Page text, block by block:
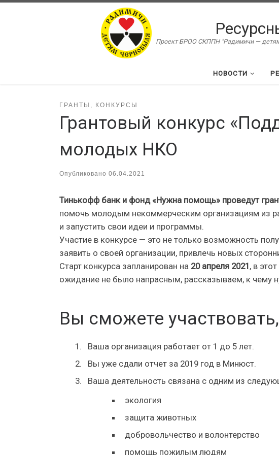
Проект БРОО СКППН "Радимичи — детям
НОВОСТИ
ГРАНТЫ, КОНКУРСЫ
Грантовый конкурс
молодых НКО
Опубликовано 06.04.2021
Тинькофф банк и фонд «Нужна помощь» проведут
помочь молодым некоммерческим организациям из
и запустить свои идеи и программы.
Участие в конкурсе — это не только возможность
заявить о своей организации, привлечь новых
Старт конкурса запланирован на 20 апреля 2021, в
ожидание не было напрасным, рассказываем, к чему
Вы сможете
Ваша организация работает от 1 до 5 лет.
Вы уже сдали отчет за 2019 год в Минюст.
Ваша деятельность связана с одним из
экология
защита животных
добровольчество и волонтерство
помощь пожилым людям